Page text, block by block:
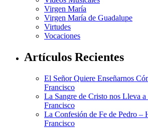
Virgen María
Virgen María de Guadalupe
Virtudes
Vocaciones
Artículos Recientes
El Señor Quiere Enseñarnos
Francisco
La Sangre de Cristo nos Lleva
Francisco
La Confesión de Fe de Pedro –
Francisco